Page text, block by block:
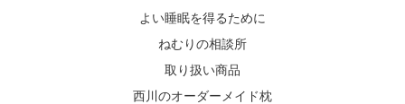
よい睡眠を得るために
ねむりの相談所
取り扱い商品
西川のオーダーメイド枕